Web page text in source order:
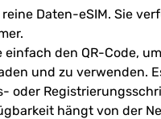
reine Daten-eSIM. Sie
einfach den QR-Code,
und zu verwenden.
oder
hängt von der